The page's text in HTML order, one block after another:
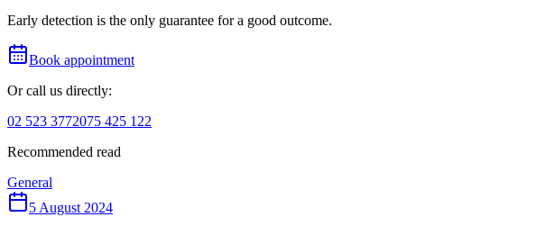
Early detection is the only guarantee for a good outcome.
Book appointment
Or call us directly:
02 523 3772075 425 122
Recommended read
General
5 August 2024